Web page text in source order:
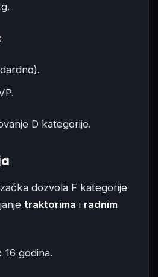
D kategorije.
dozvola F kategorije
traktorima i radnim
16 godina.